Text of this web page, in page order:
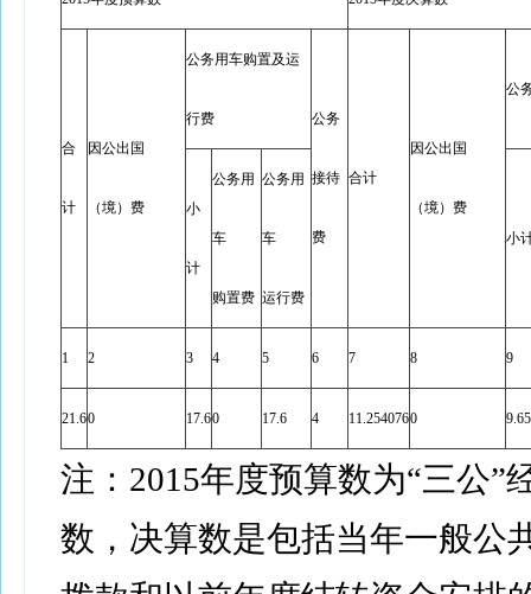
合
计
因公出国
（境）费
公务用车购置及运
行费 公务
接待
费
合计
因公出国
（境）费
公
小
计
公务用
车
购置费
公务用
车
运行费
小
1 2 3 4 5 6 7 8 9
21.60 17.60 17.6 4 11.2540760
注：2015年度预算数为“三公”
数，决算数是包括当年一般公